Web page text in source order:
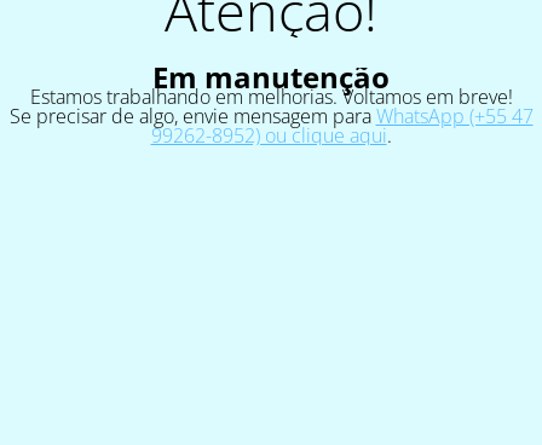
Em manutenção
Estamos trabalhando em melhorias. Voltamos em breve!
Se precisar de algo, envie mensagem paraWhatsApp (+55 47
99262-8952) ou clique aqui.